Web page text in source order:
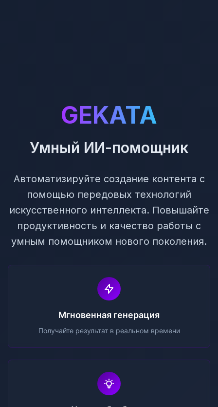
GEKATA
Умный ИИ-помощник
Автоматизируйте создание контента с
помощью передовых технологий
искусственного интеллекта. Повышайте
продуктивность и качество работы с
умным помощником нового поколения.
Мгновенная генерация
Получайте результат в реальном времени